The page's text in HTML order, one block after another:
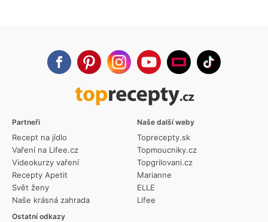
Partneři
Recept na jídlo
Vaření na Lifee.cz
Videokurzy vaření
Recepty Apetit
Svět ženy
Naše krásná zahrada
Ostatní odkazy
Naše další weby
Toprecepty.sk
Topmoucniky.cz
Topgrilovani.cz
Marianne
ELLE
Lifee